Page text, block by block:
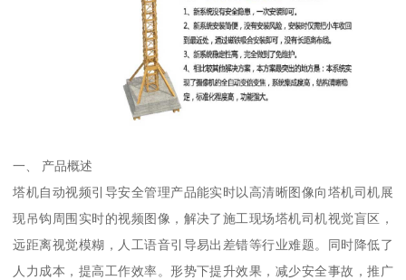
一、 产品概述
塔机自动视频引导安全管理产品能实时以高清晰图像向塔机司机展
现吊钩周围实时的视频图像，解决了施工现场塔机司机视觉盲区，
远距离视觉模糊，人工语音引导易出差错等行业难题。同时降低了
人力成本，提高工作效率。形势下提升效果，减少安全事故，推广